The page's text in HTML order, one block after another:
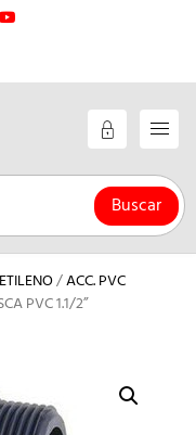
Buscar
/ACC. PVC
PVC 1.1/2”